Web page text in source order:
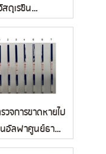
ดุเรซิน
ม)...
วจการขาดหายไป
อัลฟาศูนย์ธาลัส